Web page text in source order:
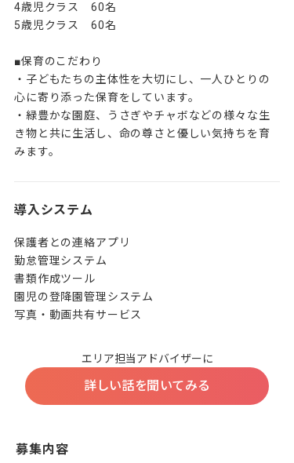
4歳児クラス　60名
5歳児クラス　60名
■保育のこだわり
・子どもたちの主体性を大切にし、一人ひとりの
心に寄り添った保育をしています。
・緑豊かな園庭、うさぎやチャボなどの様々な生
き物と共に生活し、命の尊さと優しい気持ちを育
みます。
導入システム
保護者との連絡アプリ
勤怠管理システム
書類作成ツール
園児の登降園管理システム
写真・動画共有サービス
エリア担当アドバイザーに
詳しい話を聞いてみる
募集内容